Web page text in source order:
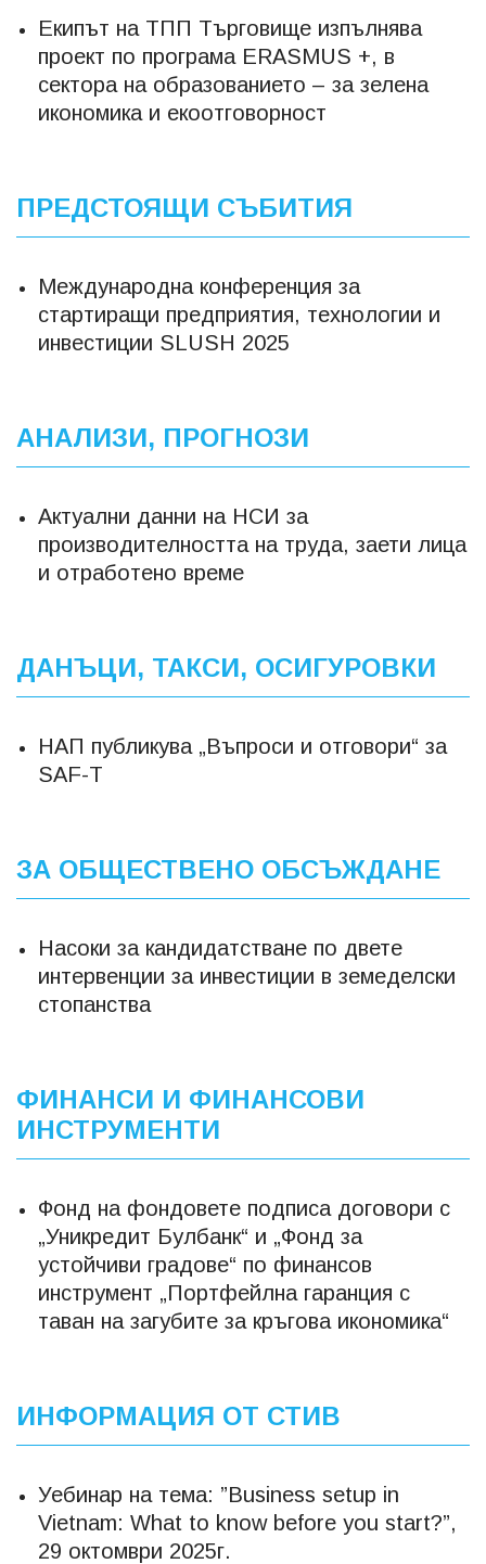
Екипът на ТПП Търговище изпълнява
проект по програма ERASMUS +, в
сектора на образованието – за зелена
икономика и екоотговорност
ПРЕДСТОЯЩИ СЪБИТИЯ
Международна конференция за
стартиращи предприятия, технологии и
инвестиции SLUSH 2025
АНАЛИЗИ, ПРОГНОЗИ
Актуални данни на НСИ за
производителността на труда, заети лица
и отработено време
ДАНЪЦИ, ТАКСИ, ОСИГУРОВКИ
НАП публикува „Въпроси и отговори“ за
SAF-T
ЗА ОБЩЕСТВЕНО ОБСЪЖДАНЕ
Насоки за кандидатстване по двете
интервенции за инвестиции в земеделски
стопанства
ФИНАНСИ И ФИНАНСОВИ
ИНСТРУМЕНТИ
Фонд на фондовете подписа договори с
„Уникредит Булбанк“ и „Фонд за
устойчиви градове“ по финансов
инструмент „Портфейлна гаранция с
таван на загубите за кръгова икономика“
ИНФОРМАЦИЯ ОТ СТИВ
Уебинар на тема: ”Business setup in
Vietnam: What to know before you start?”,
29 октомври 2025г.